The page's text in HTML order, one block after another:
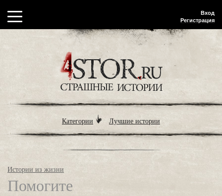
Вход
Регистрация
Категории Лучшие истории
Истории из жизни
Помогите